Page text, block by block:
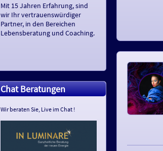
Mit 15 Jahren Erfahrung, sind
wir Ihr vertrauenswürdiger
Partner, in den Bereichen
Lebensberatung und Coaching.
Chat Beratungen
Wir beraten Sie, Live im Chat !